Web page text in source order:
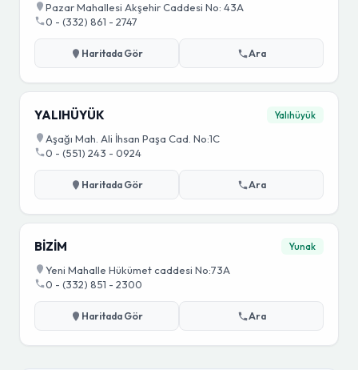
Pazar Mahallesi Akşehir Caddesi No: 43A
0 - (332) 861 - 2747
Haritada Gör Ara
YALIHÜYÜK Yalıhüyük
Aşağı Mah. Ali İhsan Paşa Cad. No:1C
0 - (551) 243 - 0924
Haritada Gör Ara
BİZİM Yunak
Yeni Mahalle Hükümet caddesi No:73A
0 - (332) 851 - 2300
Haritada Gör Ara